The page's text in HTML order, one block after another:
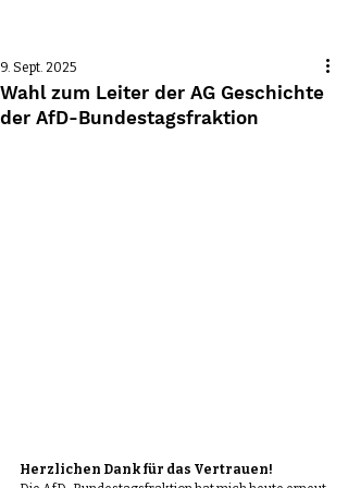
Wahl zum Leiter der AG Geschichte
der AfD-Bundestagsfraktion
9. Sept. 2025
Herzlichen Dank für das Vertrauen!